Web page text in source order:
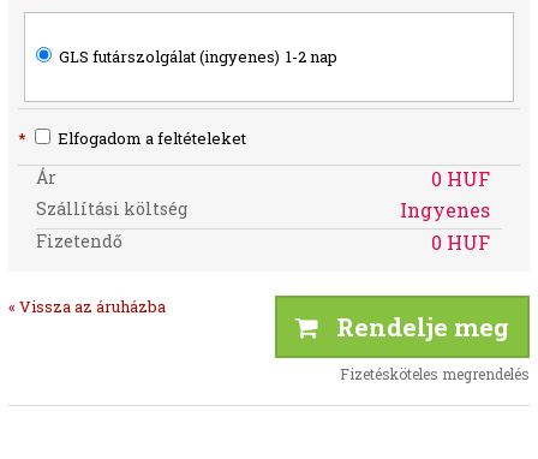
GLS futárszolgálat (ingyenes) 1-2 nap
* Elfogadom a feltételeket
Ár 0 HUF
Szállítási költség Ingyenes
Fizetendő 0 HUF
« Vissza az áruházba
Rendelje meg
Fizetésköteles megrendelés